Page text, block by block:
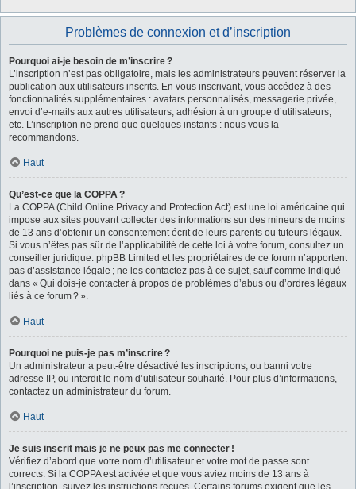
Problèmes de connexion et d’inscription
Pourquoi ai-je besoin de m’inscrire ?
L’inscription n’est pas obligatoire, mais les administrateurs peuvent réserver la
publication aux utilisateurs inscrits. En vous inscrivant, vous accédez à des
fonctionnalités supplémentaires : avatars personnalisés, messagerie privée,
envoi d’e-mails aux autres utilisateurs, adhésion à un groupe d’utilisateurs,
etc. L’inscription ne prend que quelques instants : nous vous la
recommandons.
Haut
Qu’est-ce que la COPPA ?
La COPPA (Child Online Privacy and Protection Act) est une loi américaine qui
impose aux sites pouvant collecter des informations sur des mineurs de moins
de 13 ans d’obtenir un consentement écrit de leurs parents ou tuteurs légaux.
Si vous n’êtes pas sûr de l’applicabilité de cette loi à votre forum, consultez un
conseiller juridique. phpBB Limited et les propriétaires de ce forum n’apportent
pas d’assistance légale ; ne les contactez pas à ce sujet, sauf comme indiqué
dans « Qui dois-je contacter à propos de problèmes d’abus ou d’ordres légaux
liés à ce forum ? ».
Haut
Pourquoi ne puis-je pas m’inscrire ?
Un administrateur a peut-être désactivé les inscriptions, ou banni votre
adresse IP, ou interdit le nom d’utilisateur souhaité. Pour plus d’informations,
contactez un administrateur du forum.
Haut
Je suis inscrit mais je ne peux pas me connecter !
Vérifiez d’abord que votre nom d’utilisateur et votre mot de passe sont
corrects. Si la COPPA est activée et que vous aviez moins de 13 ans à
l’inscription, suivez les instructions reçues. Certains forums exigent que les